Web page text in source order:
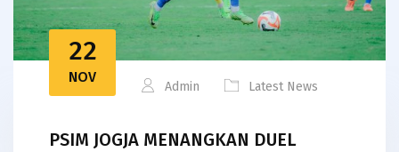
22
NOV
Admin Latest News
PSIM JOGJA MENANGKAN DUEL